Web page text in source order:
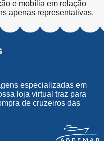
e mobília em relação
apenas representativas.
especializadas em
loja virtual traz para
de cruzeiros das